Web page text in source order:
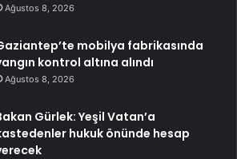
Ağustos 8, 2026
mobilya fabrikasında
kontrol altına alındı
Ağustos 8, 2026
Gürlek: Yeşil Vatan’a
hukuk önünde hesap